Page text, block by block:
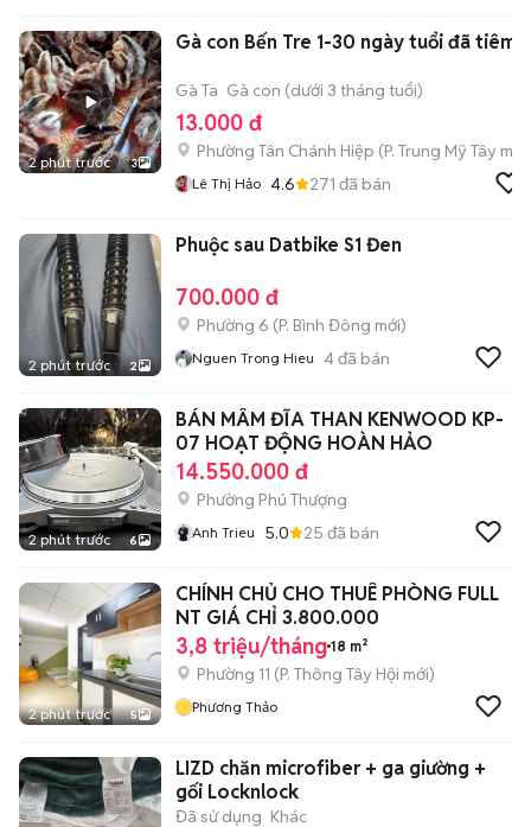
2 phút trước 3
Gà con Bến Tre 1-30 ngày tuổi đã tiêm
Gà Ta Gà con (dưới 3 tháng tuổi)
13.000 đ
Phường Tân Chánh Hiệp (P. Trung Mỹ Tây mới)
Lê Thị Hảo 4.6 271 đã bán
2 phút trước 2
Phuộc sau Datbike S1 Đen
700.000 đ
Phường 6 (P. Bình Đông mới)
Nguen Trong Hieu 4đã bán
2 phút trước 6
BÁN MÂM ĐĨA THAN KENWOOD KP-
07 HOẠT ĐỘNG HOÀN HẢO
14.550.000 đ
Phường Phú Thượng
Anh Trieu 5.0 25 đã bán
2 phút trước 5
CHÍNH CHỦ CHO THUÊ PHÒNG FULL
NT GIÁ CHỈ 3.800.000
3,8 triệu/tháng 18 m²
Phường 11 (P. Thông Tây Hội mới)
Phương Thảo
LIZD chăn microfiber + ga giường +
gối Locknlock
Đã sử dụng Khác